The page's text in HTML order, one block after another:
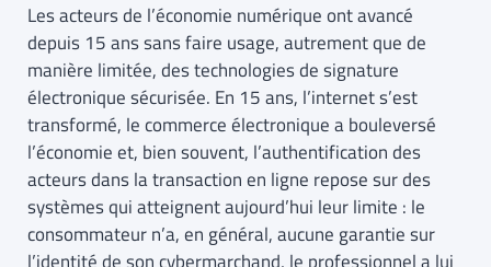
Les acteurs de l’économie numérique ont avancé
depuis 15 ans sans faire usage, autrement que de
manière limitée, des technologies de signature
électronique sécurisée. En 15 ans, l’internet s’est
transformé, le commerce électronique a bouleversé
l’économie et, bien souvent, l’authentification des
acteurs dans la transaction en ligne repose sur des
systèmes qui atteignent aujourd’hui leur limite : le
consommateur n’a, en général, aucune garantie sur